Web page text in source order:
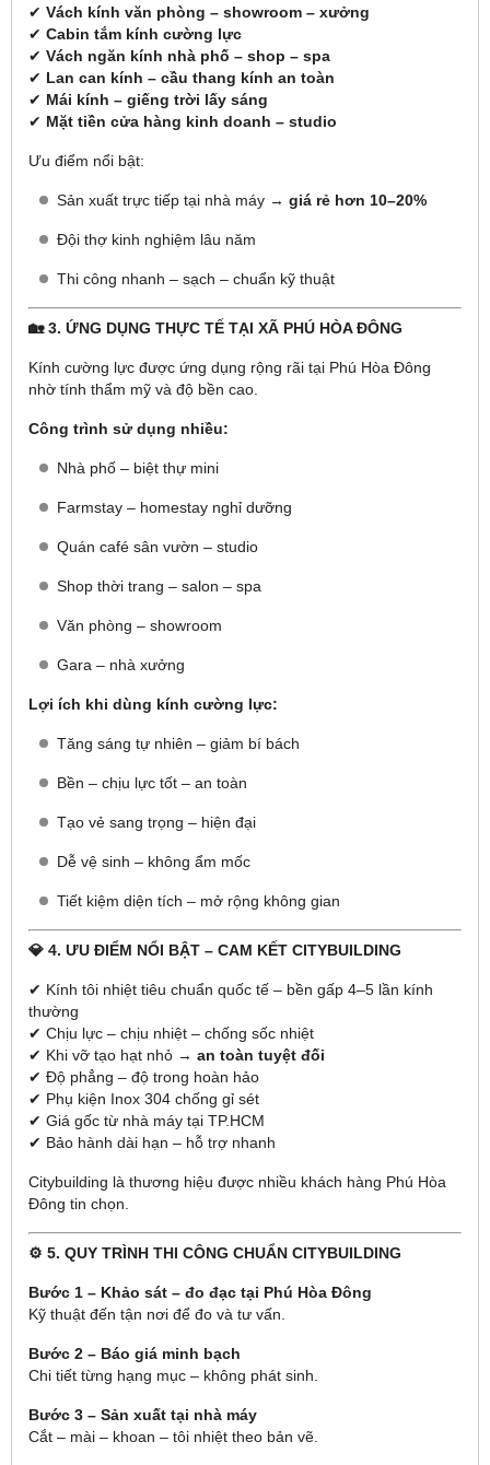
✔ Vách kính văn phòng – showroom – xưởng
✔ Cabin tắm kính cường lực
✔ Vách ngăn kính nhà phố – shop – spa
✔ Lan can kính – cầu thang kính an toàn
✔ Mái kính – giếng trời lấy sáng
✔ Mặt tiền cửa hàng kinh doanh – studio
Ưu điểm nổi bật:
Sản xuất trực tiếp tại nhà máy → giá rẻ hơn 10–20%
Đội thợ kinh nghiệm lâu năm
Thi công nhanh – sạch – chuẩn kỹ thuật
🏡 3. ỨNG DỤNG THỰC TẾ TẠI XÃ PHÚ HÒA ĐÔNG
Kính cường lực được ứng dụng rộng rãi tại Phú Hòa Đông
nhờ tính thẩm mỹ và độ bền cao.
Công trình sử dụng nhiều:
Nhà phố – biệt thự mini
Farmstay – homestay nghỉ dưỡng
Quán café sân vườn – studio
Shop thời trang – salon – spa
Văn phòng – showroom
Gara – nhà xưởng
Lợi ích khi dùng kính cường lực:
Tăng sáng tự nhiên – giảm bí bách
Bền – chịu lực tốt – an toàn
Tạo vẻ sang trọng – hiện đại
Dễ vệ sinh – không ẩm mốc
Tiết kiệm diện tích – mở rộng không gian
💎 4. ƯU ĐIỂM NỔI BẬT – CAM KẾT CITYBUILDING
✔ Kính tôi nhiệt tiêu chuẩn quốc tế – bền gấp 4–5 lần kính
thường
✔ Chịu lực – chịu nhiệt – chống sốc nhiệt
✔ Khi vỡ tạo hạt nhỏ → an toàn tuyệt đối
✔ Độ phẳng – độ trong hoàn hảo
✔ Phụ kiện Inox 304 chống gỉ sét
✔ Giá gốc từ nhà máy tại TP.HCM
✔ Bảo hành dài hạn – hỗ trợ nhanh
Citybuilding là thương hiệu được nhiều khách hàng Phú Hòa
Đông tin chọn.
⚙️ 5. QUY TRÌNH THI CÔNG CHUẨN CITYBUILDING
Bước 1 – Khảo sát – đo đạc tại Phú Hòa Đông
Kỹ thuật đến tận nơi để đo và tư vấn.
Bước 2 – Báo giá minh bạch
Chi tiết từng hạng mục – không phát sinh.
Bước 3 – Sản xuất tại nhà máy
Cắt – mài – khoan – tôi nhiệt theo bản vẽ.